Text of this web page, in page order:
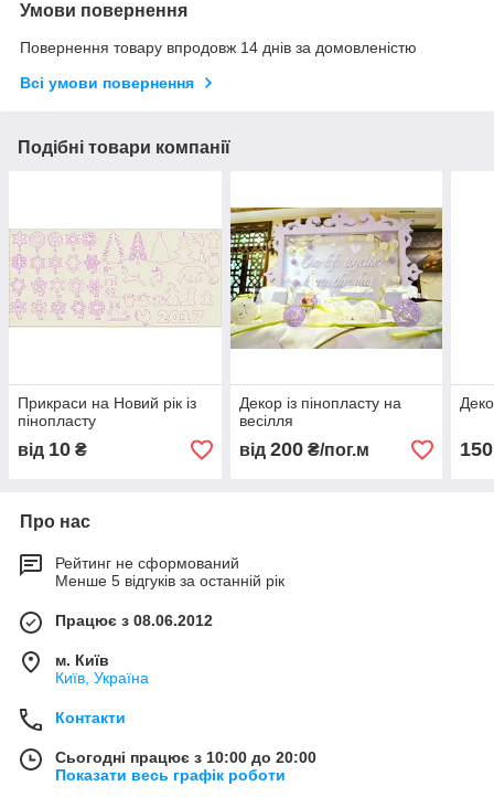
Умови повернення
Повернення товару впродовж 14 днів за домовленістю
Всі умови повернення
Подібні товари компанії
Прикраси на Новий рік із
пінопласту
від 10 ₴
Декор із пінопласту на
весілля
від 200₴/пог.м 150
Про нас
Рейтинг не сформований
Менше 5 відгуків за останній рік
Працює з 08.06.2012
м. Київ
Київ, Україна
Контакти
Сьогодні працює з 10:00 до 20:00
Показати весь графік роботи